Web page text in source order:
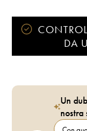
DA
Un
nostra